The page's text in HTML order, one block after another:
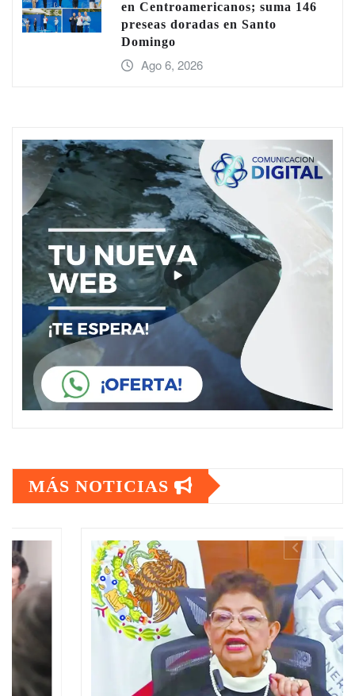
en Centroamericanos; suma 146
preseas doradas en Santo
Domingo
Ago 6, 2026
MÁS NOTICIAS